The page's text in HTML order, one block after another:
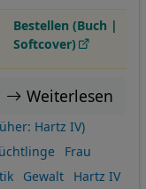
Bestellen (Buch |
Softcover)
Weiterlesen
Hartz IV)
Frau
Gewalt
Hartz IV